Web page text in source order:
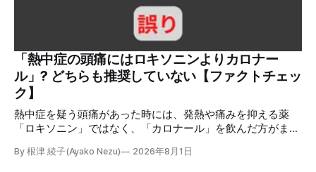
は、ファクトチェックやメディア情報リテラシーに関する講
師養成講座を月に1度開催しています。講座はオンラインで
90分間。修了者には認定バッジと教室や職場などで利用可能
な教材を提供します。 次回の開講は8月23日（日）午後4時
~5時30分で、お申し込みはこちら。 日本ファクトチェック
センター（JFC） ファクトチェック講師養成講座 8月23
日（日）開催分日本フ
「熱中症の頭痛にはロキソニンよりカロナー
ル」? どちらも推奨していない【ファクトチェッ
ク】
熱中症を疑う頭痛があった時には、発熱や痛みを抑える薬
「ロキソニン」ではなく、「カロナール」を飲んだ方がまし
学会の医師は「熱中症ではロキソニン、カロナールのいずれ
By 根津 綾子(Ayako Nezu) 2026年8月1日